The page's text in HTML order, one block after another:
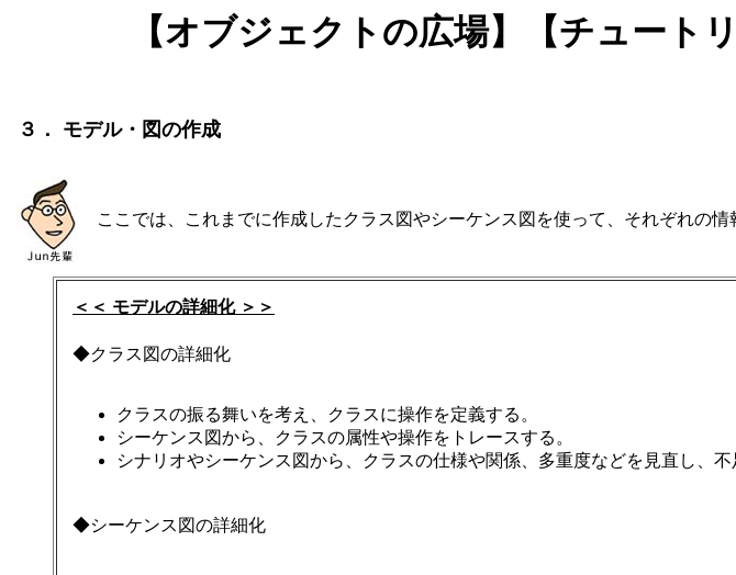
【オブジェクトの広場】【チュー
３． モデル・図の作成
ここでは、これまでに作成したクラス図やシーケンス図を使って、それぞれの
＜＜ モデルの詳細化 ＞＞
◆クラス図の詳細化
クラスの振る舞いを考え、クラスに操作を定義する。
シーケンス図から、クラスの属性や操作をトレースする。
シナリオやシーケンス図から、クラスの仕様や関係、多重度などを見直し、
◆シーケンス図の詳細化